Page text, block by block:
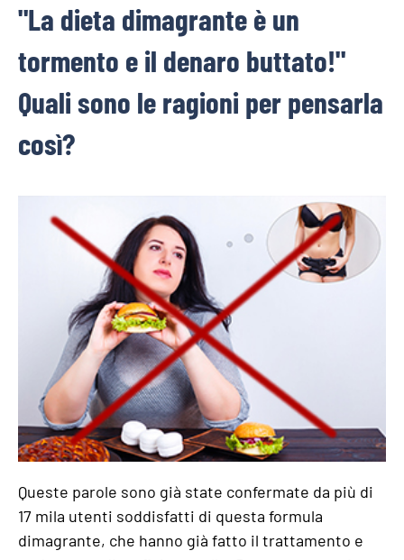
"La dieta dimagrante è un
tormento e il denaro buttato!"
Quali sono le ragioni per pensarla
così?
Queste parole sono già state confermate da più di
17 mila utenti soddisfatti di questa formula
dimagrante, che hanno già fatto il trattamento e